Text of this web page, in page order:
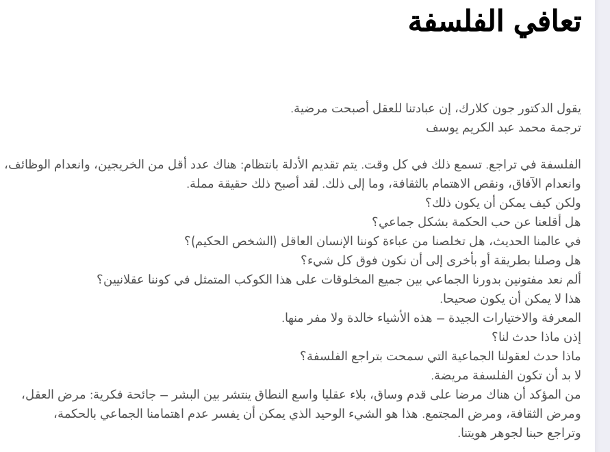
تعافي الفلسفة
يقول الدكتور جون كلارك، إن عبادتنا للعقل أصبحت مرضية.
ترجمة محمد عبد الكريم يوسف
الفلسفة في تراجع. تسمع ذلك في كل وقت. يتم تقديم الأدلة بانتظام: هناك عدد أقل من الخريجين، وانعدام الوظائف،
وانعدام الآفاق، ونقص الاهتمام بالثقافة، وما إلى ذلك. لقد أصبح ذلك حقيقة مملة.
ولكن كيف يمكن أن يكون ذلك؟
هل أقلعنا عن حب الحكمة بشكل جماعي؟
في عالمنا الحديث، هل تخلصنا من عباءة كوننا الإنسان العاقل (الشخص الحكيم)؟
هل وصلنا بطريقة أو بأخرى إلى أن نكون فوق كل شيء؟
ألم نعد مفتونين بدورنا الجماعي بين جميع المخلوقات على هذا الكوكب المتمثل في كوننا عقلانيين؟
هذا لا يمكن أن يكون صحيحا.
المعرفة والاختيارات الجيدة – هذه الأشياء خالدة ولا مفر منها.
إذن ماذا حدث لنا؟
ماذا حدث لعقولنا الجماعية التي سمحت بتراجع الفلسفة؟
لا بد أن تكون الفلسفة مريضة.
من المؤكد أن هناك مرضا على قدم وساق، بلاء عقليا واسع النطاق ينتشر بين البشر – جائحة فكرية: مرض العقل،
ومرض الثقافة، ومرض المجتمع. هذا هو الشيء الوحيد الذي يمكن أن يفسر عدم اهتمامنا الجماعي بالحكمة،
وتراجع حبنا لجوهر هويتنا.